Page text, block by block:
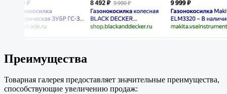
Преимущества
Товарная галерея предоставляет значительные преимущества,
способствующие увеличению продаж: